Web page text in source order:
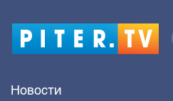
Новости